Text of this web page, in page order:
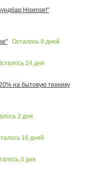
Hisense!"
Осталось 9 дней
24 дня
на бытовую технику
2 дня
16 дней
3 дня